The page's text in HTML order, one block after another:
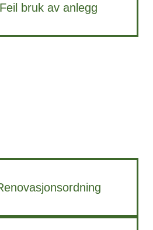
Feil bruk av anlegg